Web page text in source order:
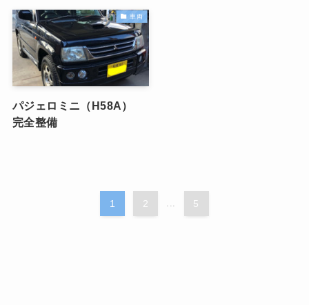
車両
パジェロミニ（H58A）
完全整備
1 2 5